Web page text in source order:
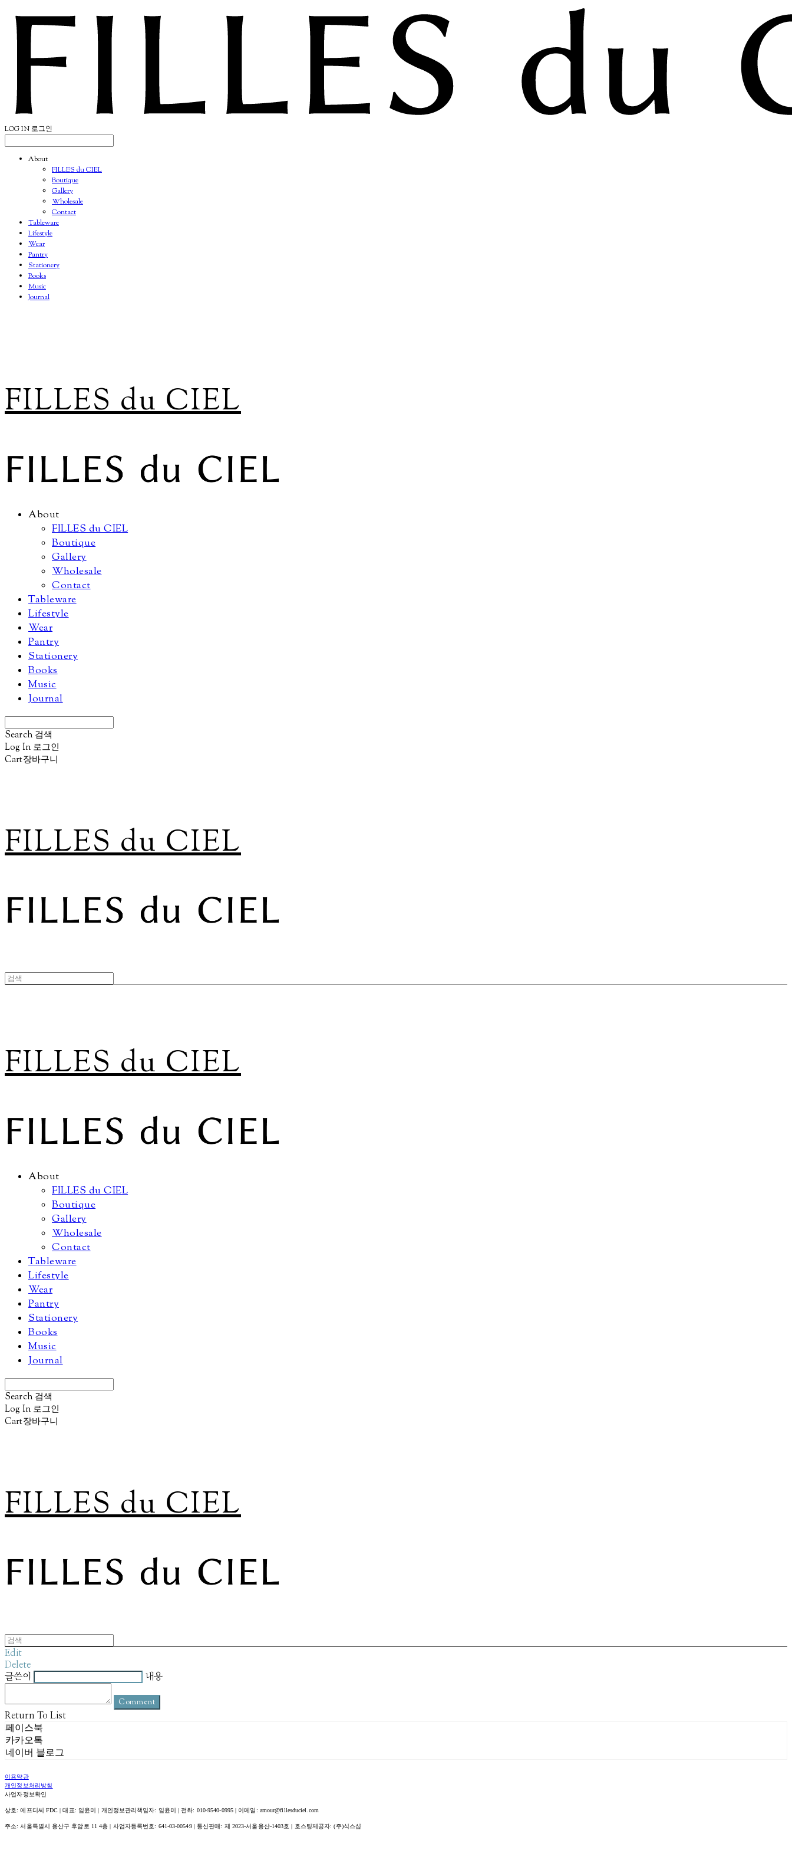
LOG IN 로그인
About
FILLES du CIEL
Boutique
Gallery
Wholesale
Contact
Tableware
Lifestyle
Wear
Pantry
Stationery
Books
Music
Journal
FILLES du CIEL
About
FILLES du CIEL
Boutique
Gallery
Wholesale
Contact
Tableware
Lifestyle
Wear
Pantry
Stationery
Books
Music
Journal
Search 검색
Log In 로그인
Cart장바구니
FILLES du CIEL
FILLES du CIEL
About
FILLES du CIEL
Boutique
Gallery
Wholesale
Contact
Tableware
Lifestyle
Wear
Pantry
Stationery
Books
Music
Journal
Search 검색
Log In 로그인
Cart장바구니
FILLES du CIEL
Edit
Delete
글쓴이
내용
Comment
Return To List
페이스북
카카오톡
네이버 블로그
이용약관
개인정보처리방침
사업자정보확인
상호: 에프디씨 FDC | 대표: 임윤미 | 개인정보관리책임자: 임윤미 | 전화: 010-9540-0995 | 이메일: amour@fillesduciel.com
주소: 서울특별시 용산구 후암로 11 4층 | 사업자등록번호: 641-03-00549| 통신판매: 제 2023-서울용산-1403호 | 호스팅제공자: (주)식스샵